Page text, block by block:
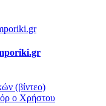
(βίντεο)
ο Χρήστου